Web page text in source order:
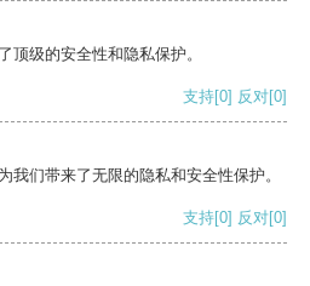
顶级的安全性和隐私保护。
支持[0] 反对[0]
我们带来了无限的隐私和安全性保护。
支持[0] 反对[0]